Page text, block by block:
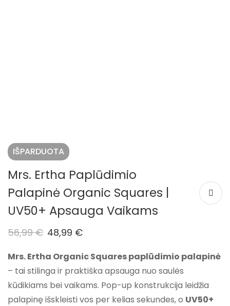
IŠPARDUOTA
Mrs. Ertha Paplūdimio
Palapinė Organic Squares |
UV50+ Apsauga Vaikams
56,99€ 48,99 €
Mrs. Ertha Organic Squares paplūdimio palapinė
– tai stilinga ir praktiška apsauga nuo saulės
kūdikiams bei vaikams. Pop-up konstrukcija leidžia
palapinę išskleisti vos per kelias sekundes, o UV50+